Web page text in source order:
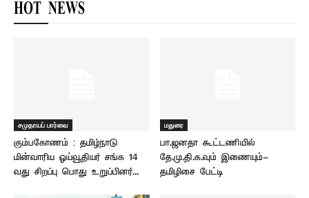
HOT NEWS
சமுதாயப் பார்வை
கும்பகோணம் : தமிழ்நாடு
மின்வாரிய ஓய்வூதியர் சங்க 14
வது சிறப்பு பொது உறுப்பினர்...
மதுரை
பா.ஜனதா கூட்டணியில்
தே.மு.தி.க.வும் இணையும்-
தமிழிசை பேட்டி